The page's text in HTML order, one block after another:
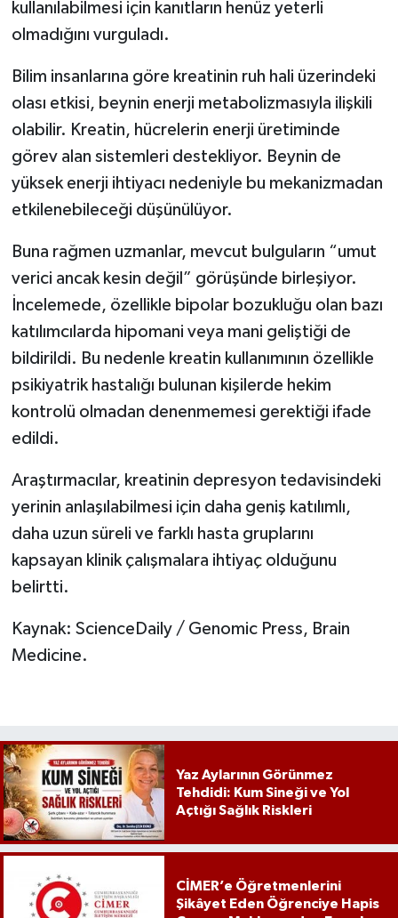
kullanılabilmesi için kanıtların henüz yeterli
olmadığını vurguladı.
Bilim insanlarına göre kreatinin ruh hali üzerindeki
olası etkisi, beynin enerji metabolizmasıyla ilişkili
olabilir. Kreatin, hücrelerin enerji üretiminde
görev alan sistemleri destekliyor. Beynin de
yüksek enerji ihtiyacı nedeniyle bu mekanizmadan
etkilenebileceği düşünülüyor.
Buna rağmen uzmanlar, mevcut bulguların “umut
verici ancak kesin değil” görüşünde birleşiyor.
İncelemede, özellikle bipolar bozukluğu olan bazı
katılımcılarda hipomani veya mani geliştiği de
bildirildi. Bu nedenle kreatin kullanımının özellikle
psikiyatrik hastalığı bulunan kişilerde hekim
kontrolü olmadan denenmemesi gerektiği ifade
edildi.
Araştırmacılar, kreatinin depresyon tedavisindeki
yerinin anlaşılabilmesi için daha geniş katılımlı,
daha uzun süreli ve farklı hasta gruplarını
kapsayan klinik çalışmalara ihtiyaç olduğunu
belirtti.
Kaynak: ScienceDaily / Genomic Press, Brain
Medicine.
Yaz Aylarının Görünmez
Tehdidi: Kum Sineği ve Yol
Açtığı Sağlık Riskleri
CİMER’e Öğretmenlerini
Şikâyet Eden Öğrenciye Hapis